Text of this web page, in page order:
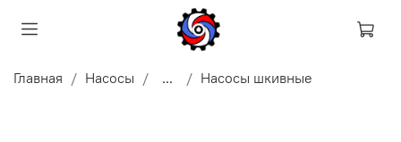
Главная Насосы ... Насосы шкивные